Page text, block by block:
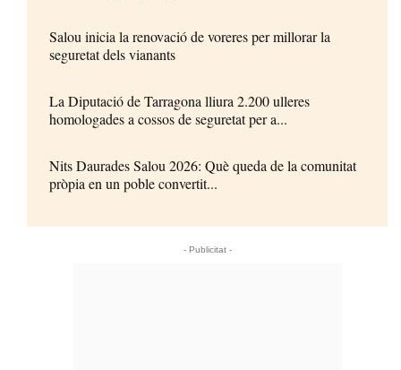
Salou inicia la renovació de voreres per millorar la
seguretat dels vianants
La Diputació de Tarragona lliura 2.200 ulleres
homologades a cossos de seguretat per a...
Nits Daurades Salou 2026: Què queda de la comunitat
pròpia en un poble convertit...
- Publicitat -